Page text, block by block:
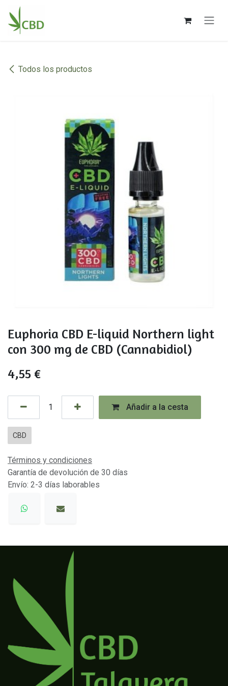
Ir al contenido
Todos los productos
Euphoria CBD E-liquid Northern light
con 300 mg de CBD (Cannabidiol)
4,55 €
Añadir a la cesta
CBD
Términos y condiciones
Garantía de devolución de 30 días
Envío: 2-3 días laborables